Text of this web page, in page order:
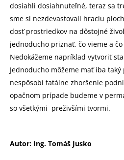
dosiahli dosiahnuteľné, teraz sa
sme si nezdevastovali hraciu
dosť prostriedkov na dôstojné
jednoducho priznať, čo vieme a
Nedokážeme napríklad vytvoriť
Jednoducho môžeme mať iba
nespôsobí fatálne zhoršenie
opačnom prípade budeme v
so všetkými preživšími tvormi.
Autor: Ing. Tomáš Jusko